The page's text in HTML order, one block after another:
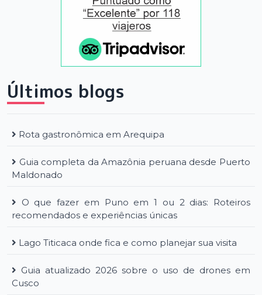
Últimos blogs
Rota gastronômica em Arequipa
Guia completa da Amazônia peruana desde Puerto
Maldonado
O que fazer em Puno em 1 ou 2 dias: Roteiros
recomendados e experiências únicas
Lago Titicaca onde fica e como planejar sua visita
Guia atualizado 2026 sobre o uso de drones em
Cusco